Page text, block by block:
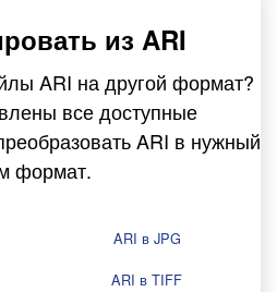
из ARI
ARI на другой формат?
все доступные
ARI в нужный
формат.
ARI в JPG
ARI в TIFF